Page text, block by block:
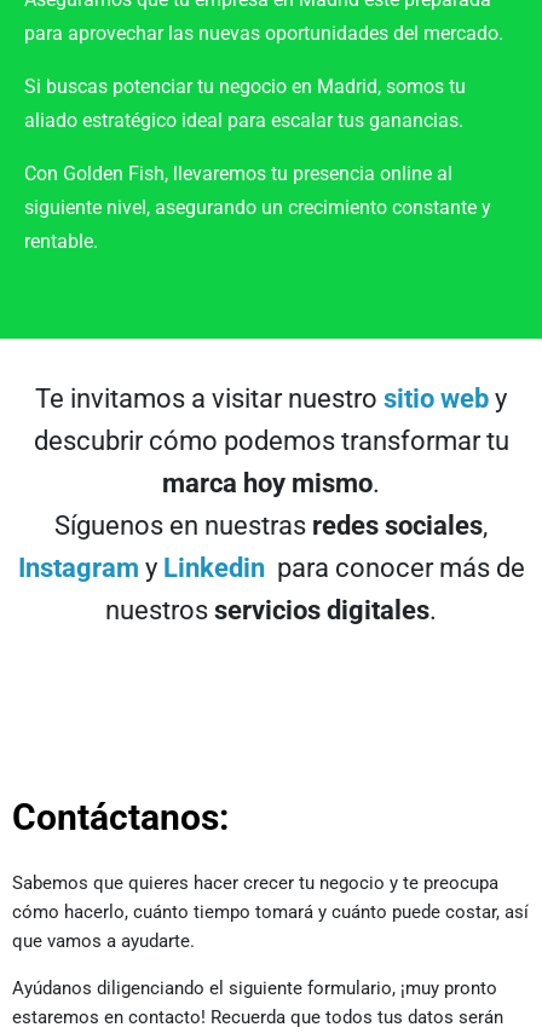
para aprovechar las nuevas oportunidades del mercado.
Si buscas potenciar tu negocio en Madrid, somos tu
aliado estratégico ideal para escalar tus ganancias.
Con Golden Fish, llevaremos tu presencia online al
siguiente nivel, asegurando un crecimiento constante y
rentable.
Te invitamos a visitar nuestro sitio web y
descubrir cómo podemos transformar tu
marca hoy mismo.
Síguenos en nuestras redes sociales,
Instagram y Linkedin para conocer más de
nuestros servicios digitales.
Contáctanos:
Sabemos que quieres hacer crecer tu negocio y te preocupa
cómo hacerlo, cuánto tiempo tomará y cuánto puede costar, así
que vamos a ayudarte.
Ayúdanos diligenciando el siguiente formulario, ¡muy pronto
estaremos en contacto! Recuerda que todos tus datos serán